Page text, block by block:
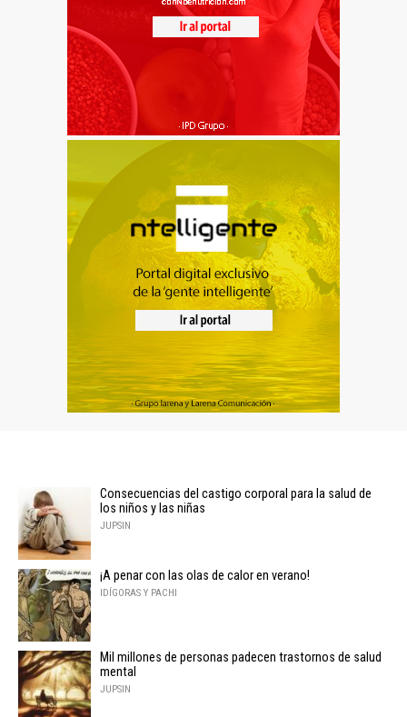
Consecuencias del castigo corporal para la salud de
los niños y las niñas
JUPSIN
¡A penar con las olas de calor en verano!
IDÍGORAS Y PACHI
Mil millones de personas padecen trastornos de salud
mental
JUPSIN